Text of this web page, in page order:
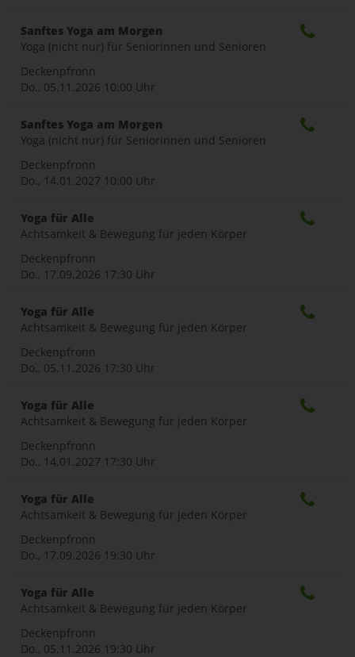
Sanftes Yoga am Morgen
Yoga (nicht nur) für Seniorinnen und Senioren
Deckenpfronn
Do., 05.11.2026 10:00 Uhr
Sanftes Yoga am Morgen
Yoga (nicht nur) für Seniorinnen und Senioren
Deckenpfronn
Do., 14.01.2027 10:00 Uhr
Yoga für Alle
Achtsamkeit & Bewegung für jeden Körper
Deckenpfronn
Do., 17.09.2026 17:30 Uhr
Yoga für Alle
Achtsamkeit & Bewegung für jeden Körper
Deckenpfronn
Do., 05.11.2026 17:30 Uhr
Yoga für Alle
Achtsamkeit & Bewegung für jeden Körper
Deckenpfronn
Do., 14.01.2027 17:30 Uhr
Yoga für Alle
Achtsamkeit & Bewegung für jeden Körper
Deckenpfronn
Do., 17.09.2026 19:30 Uhr
Yoga für Alle
Achtsamkeit & Bewegung für jeden Körper
Deckenpfronn
Do., 05.11.2026 19:30 Uhr